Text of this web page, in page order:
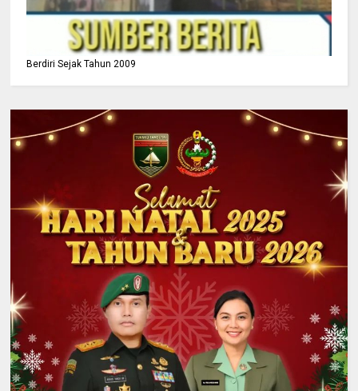
Berdiri Sejak Tahun 2009